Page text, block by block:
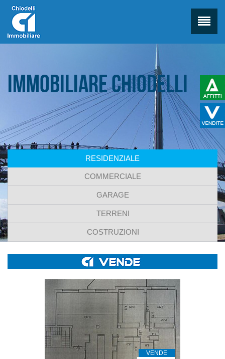
Immobiliare Chiodelli
RESIDENZIALE
COMMERCIALE
GARAGE
TERRENI
COSTRUZIONI
VENDE